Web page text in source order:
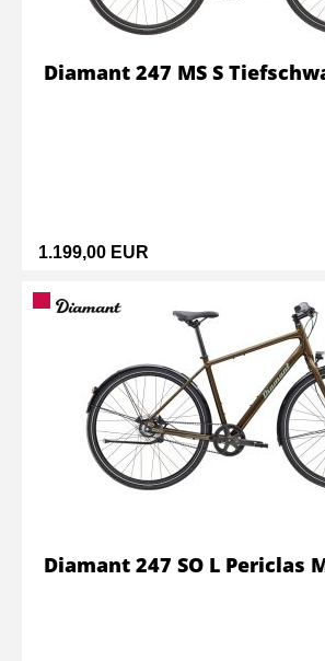
1.199,00 EUR
Diamant 247 MS S
Diamant 247 SO L Periclas